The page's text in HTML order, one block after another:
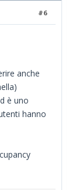
#6
anche
è uno
hanno